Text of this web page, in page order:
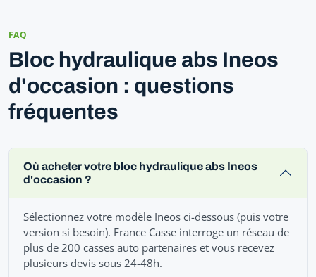
FAQ
Bloc hydraulique abs Ineos
d'occasion : questions
fréquentes
Où acheter votre bloc hydraulique abs Ineos
d'occasion ?
Sélectionnez votre modèle Ineos ci-dessous (puis votre
version si besoin). France Casse interroge un réseau de
plus de 200 casses auto partenaires et vous recevez
plusieurs devis sous 24-48h.